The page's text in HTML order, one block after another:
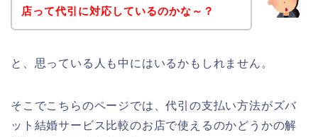
店って代引に対応しているのかな～？
と、思っている人も中にはいるかもしれません。
そこでこちらのページでは、代引の支払い方法がズバ
ット結婚サービス比較のお店で使えるのかどうかの解